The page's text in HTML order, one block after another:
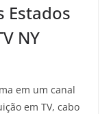
Estados
NY
em um canal
em TV, cabo